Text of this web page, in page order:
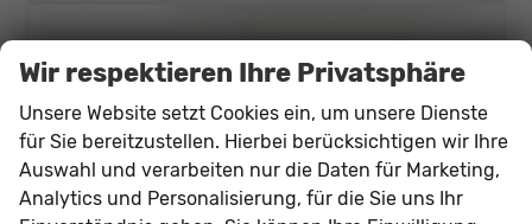
Wir respektieren Ihre Privatsphäre
Unsere Website setzt Cookies ein, um unsere Dienste
für Sie bereitzustellen. Hierbei berücksichtigen wir Ihre
Auswahl und verarbeiten nur die Daten für Marketing,
Analytics und Personalisierung, für die Sie uns Ihr